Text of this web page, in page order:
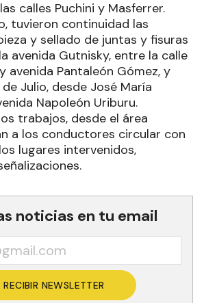
calles Puchini y Masferrer.
tuvieron continuidad las
y sellado de juntas y fisuras
avenida Gutnisky, entre la calle
avenida Pantaleón Gómez, y
Julio, desde José María
Napoleón Uriburu.
trabajos, desde el área
a los conductores circular con
lugares intervenidos,
noticias en tu email
RECIBIR NEWSLETTER